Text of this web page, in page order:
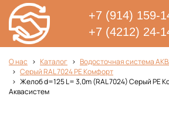
+7 (914) 159-
+7 (4212) 24-
О нас Каталог
Водосточная система
Серый RAL 7024 PE Комфорт
Желоб d=125 L= 3,0m (RAL 7024) Серый PE
Аквасистем